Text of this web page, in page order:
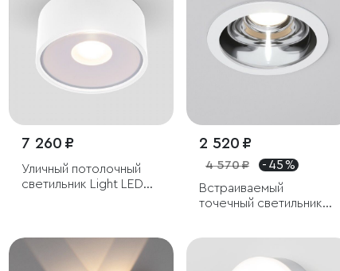
7 260 ₽
Уличный потолочный
светильник Light LED
2 520 ₽
4 570 ₽
- 45 %
Встраиваемый
точечный светильник